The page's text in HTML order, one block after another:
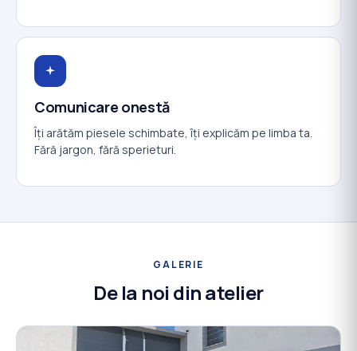
Comunicare onestă
Îți arătăm piesele schimbate, îți explicăm pe limba ta.
Fără jargon, fără sperieturi.
GALERIE
De la noi din atelier